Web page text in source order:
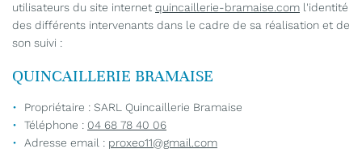
 Recopier le code ci-contre
Rafraîchir le captcha
utilisateurs du site internet quincaillerie-bramaise.com l'identité
des différents intervenants dans le cadre de sa réalisation et de
son suivi :
QUINCAILLERIE BRAMAISE
Propriétaire : SARL Quincaillerie Bramaise
Téléphone : 04 68 78 40 06
Adresse email :